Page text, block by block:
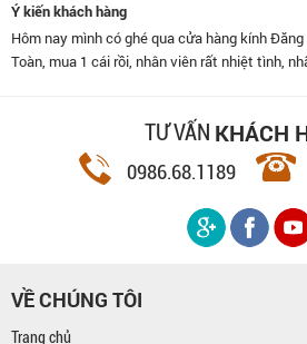
Ý kiến khách hàng
Hôm nay mình có ghé qua cửa hàng kính
Toàn, mua 1 cái rồi, nhân viên rất nhiệt tình,
TƯ VẤN KHÁCH
0986.68.1189
VỀ CHÚNG TÔI
Trang chủ